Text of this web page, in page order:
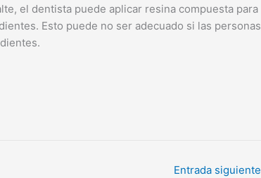
el dentista puede aplicar resina compuesta para
Esto puede no ser adecuado si las personas
Entrada siguiente